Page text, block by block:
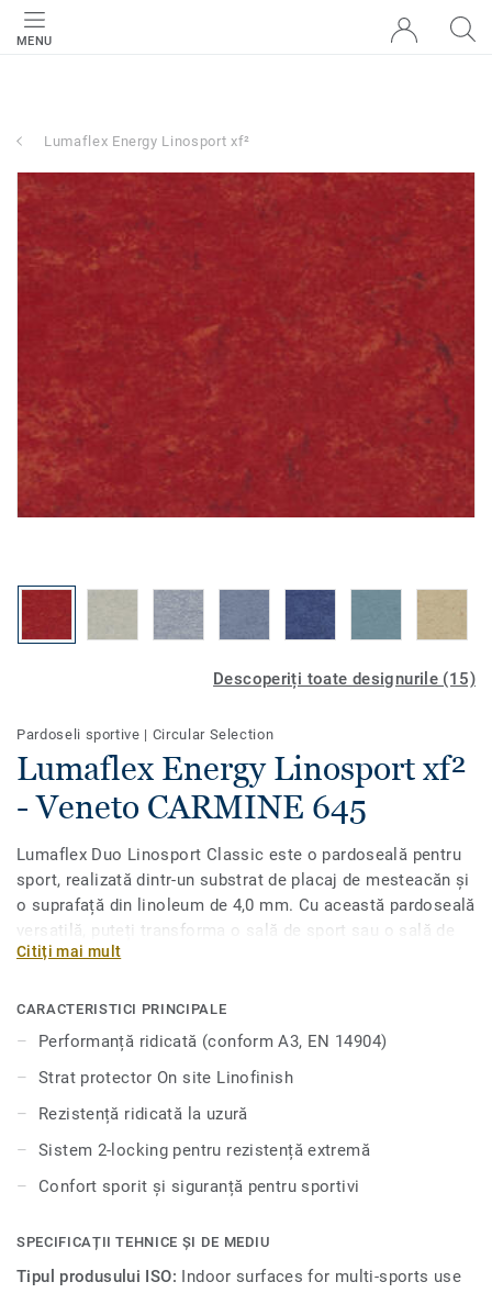
MENU
Lumaflex Energy Linosport xf²
Descoperiți toate designurile (15)
Pardoseli sportive | Circular Selection
Lumaflex Energy Linosport xf²
- Veneto CARMINE 645
Lumaflex Duo Linosport Classic este o pardoseală pentru
sport, realizată dintr-un substrat de placaj de mesteacăn și
o suprafață din linoleum de 4,0 mm. Cu această pardoseală
versatilă, puteți transforma o sală de sport sau o sală de
gimnastică într-un spațiu destinat atât sportului (volei,
concerte, examene etc.), fără să fie nevoie de o protecție
suplimentară. Stratul superior al linoleumului oferă o
rezistență ridicată la uzură și echipamente grele. Această
pardoseală este protejată cu tratamentul Linofinish pentru
o durabilitate ridicată și o întreținere rentabilă.
Citiți mai mult
CARACTERISTICI PRINCIPALE
Performanță ridicată (conform A3, EN 14904)
Strat protector On site Linofinish
Rezistență ridicată la uzură
Sistem 2-locking pentru rezistență extremă
Confort sporit și siguranță pentru sportivi
SPECIFICAȚII TEHNICE ȘI DE MEDIU
Tipul produsului ISO: Indoor surfaces for multi-sports use